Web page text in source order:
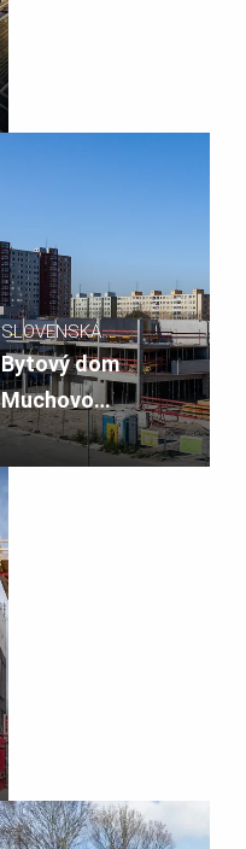
SLOVENSKÁ
REPUBLIKA
Bytový dom
Muchovo
námestie